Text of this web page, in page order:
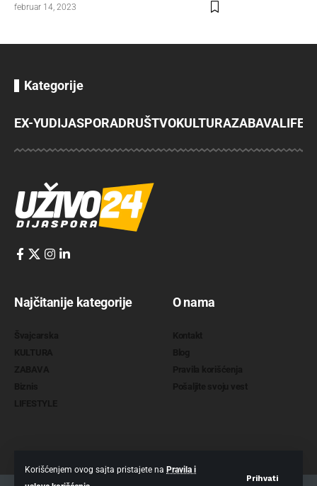
Korišćenjem ovog sajta pristajete na Pravila i
Prihvati
februar 14, 2023
Kategorije
EX-YUDIJASPORADRUŠTVOKULTURAZABAVA
Najčitanije kategorije O nama